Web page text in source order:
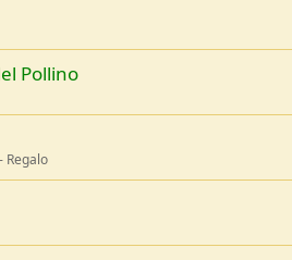
Pollino
Regalo